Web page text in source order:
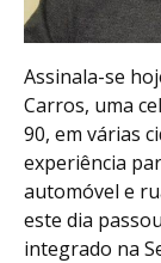
Assinala-se
Carros, uma
90, em várias
experiência
automóvel e
este dia
integrado na